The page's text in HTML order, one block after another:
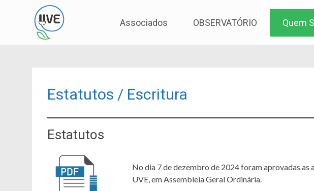
to
Associados OBSERVATÓRIO Quem
Estatutos / Escritura
Estatutos
No dia 7 de dezembro de 2024 foram aprovadas as
UVE, em Assembleia Geral Ordinária.